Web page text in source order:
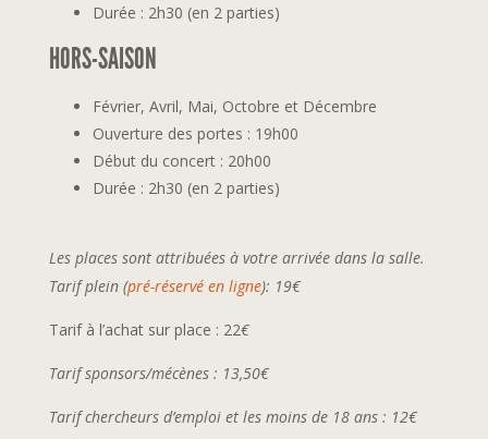
Durée : 2h30 (en 2 parties)
HORS-SAISON
Février, Avril, Mai, Octobre et Décembre
Ouverture des portes : 19h00
Début du concert : 20h00
Durée : 2h30 (en 2 parties)
Les places sont attribuées à votre arrivée dans la salle.
Tarif plein (pré-réservé en ligne): 19€
Tarif à l’achat sur place : 22€
Tarif sponsors/mécènes : 13,50€
Tarif chercheurs d’emploi et les moins de 18 ans : 12€